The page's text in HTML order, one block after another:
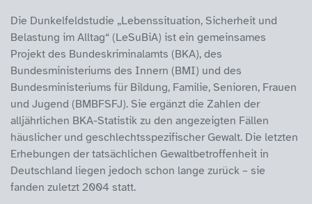
Die Dunkelfeldstudie „Lebenssituation, Sicherheit und
Belastung im Alltag“ (LeSuBiA) ist ein gemeinsames
Projekt des Bundeskriminalamts (BKA), des
Bundesministeriums des Innern (BMI) und des
Bundesministeriums für Bildung, Familie, Senioren, Frauen
und Jugend (BMBFSFJ). Sie ergänzt die Zahlen der
alljährlichen BKA-Statistik zu den angezeigten Fällen
häuslicher und geschlechtsspezifischer Gewalt. Die letzten
Erhebungen der tatsächlichen Gewaltbetroffenheit in
Deutschland liegen jedoch schon lange zurück – sie
fanden zuletzt 2004 statt.